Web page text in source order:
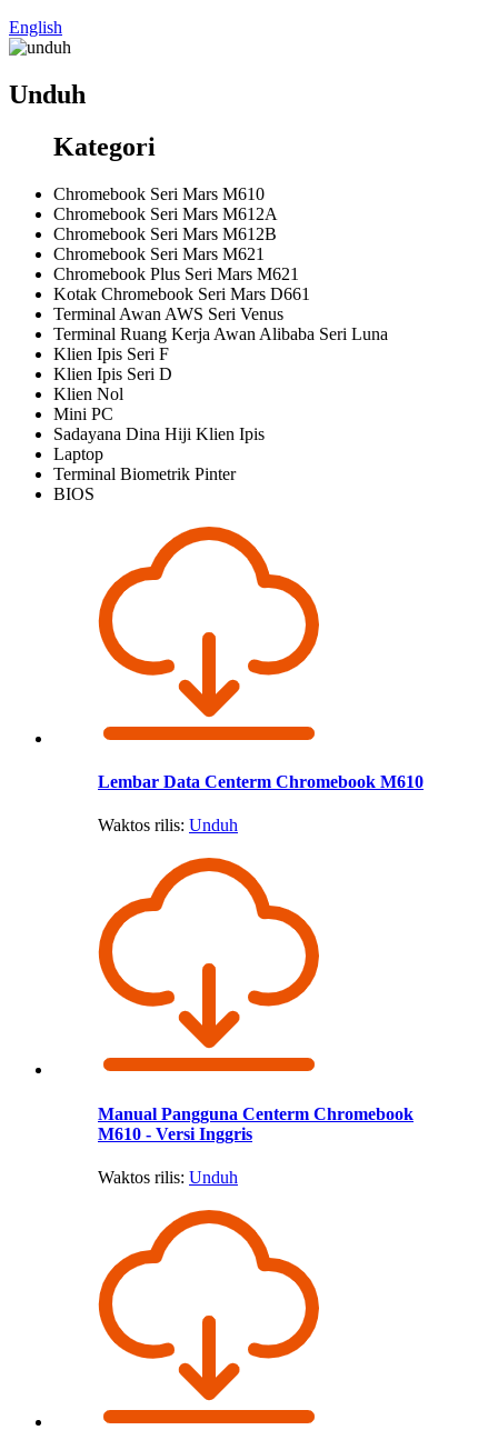
English
Unduh
Kategori
Chromebook Seri Mars M610
Chromebook Seri Mars M612A
Chromebook Seri Mars M612B
Chromebook Seri Mars M621
Chromebook Plus Seri Mars M621
Kotak Chromebook Seri Mars D661
Terminal Awan AWS Seri Venus
Terminal Ruang Kerja Awan Alibaba Seri Luna
Klien Ipis Seri F
Klien Ipis Seri D
Klien Nol
Mini PC
Sadayana Dina Hiji Klien Ipis
Laptop
Terminal Biometrik Pinter
BIOS
Lembar Data Centerm Chromebook M610
Waktos rilis: Unduh
Manual Pangguna Centerm Chromebook
M610 - Versi Inggris
Waktos rilis: Unduh